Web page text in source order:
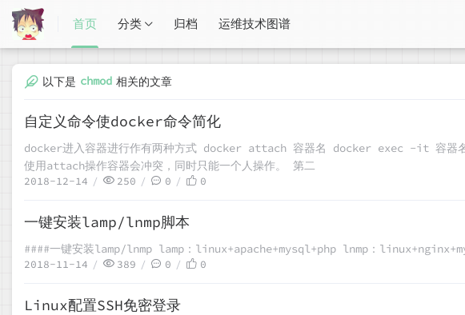
首页 分类 归档 运维技术图谱
以下是 chmod 相关的文章
自定义命令使docker命令简化
docker进入容器进行作有两种方式 docker attach 容器名 docker exec -it 容器
使用attach操作容器会冲突，同时只能一个人操作。 第二
2018-12-14 250 0 0
一键安装lamp/lnmp脚本
####一键安装lamp/lnmp lamp：linux+apache+mysql+php lnmp：
2018-11-14 389 0 0
Linux配置SSH免密登录